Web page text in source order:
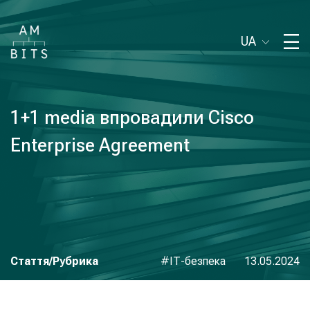
UA
1+1 media впровадили Cisco
Enterprise Agreement
Стаття/Рубрика #IТ-безпека 13.05.2024